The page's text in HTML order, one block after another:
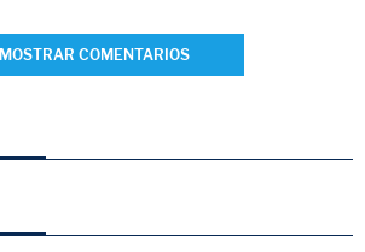
MOSTRAR COMENTARIOS